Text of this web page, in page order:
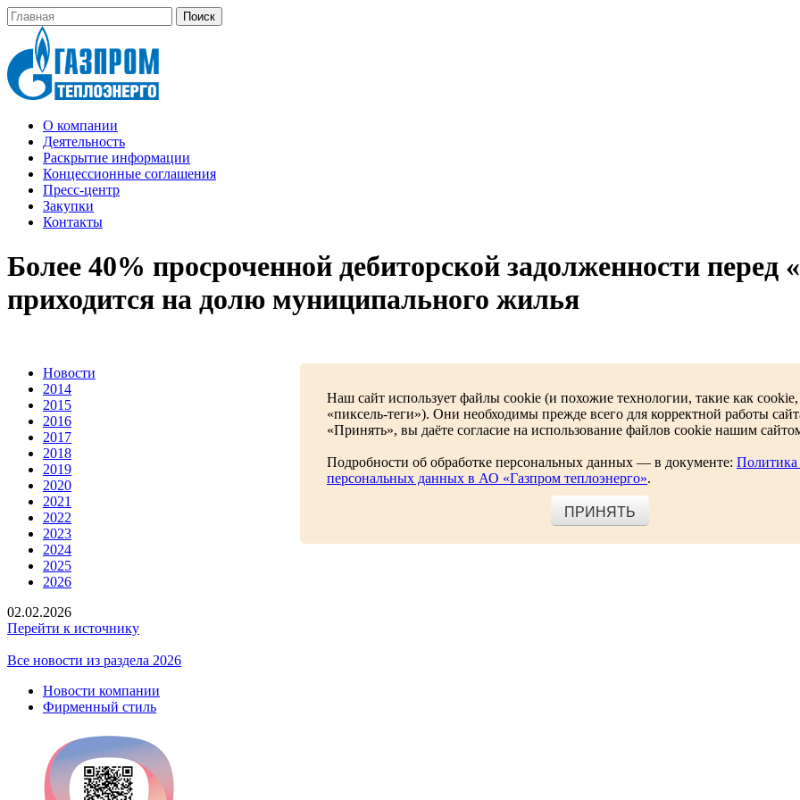
О компании
Деятельность
Раскрытие информации
Концессионные соглашения
Пресс-центр
Закупки
Контакты
Более 40% просроченной дебиторской задолженности
приходится на долю муниципального жилья
Новости
2014
2015
2016
2017
2018
2019
2020
2021
2022
2023
2024
2025
2026
02.02.2026
Перейти к источнику
Все новости из раздела 2026
Новости компании
Фирменный стиль
Наш сайт использует файлы cookie (и похожие технологии, такие как
«пиксель-теги»). Они необходимы прежде всего для корректной работы
«Принять», вы даёте согласие на использование файлов cookie нашим
Подробности об обработке персональных данных — в документе: Политика
персональных данных в АО «Газпром теплоэнерго».
ПРИНЯТЬ